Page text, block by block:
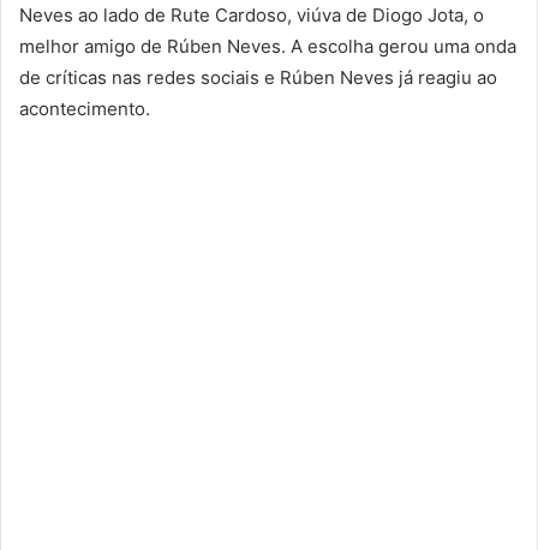
Neves ao lado de Rute Cardoso, viúva de Diogo Jota, o
melhor amigo de Rúben Neves. A escolha gerou uma onda
de críticas nas redes sociais e Rúben Neves já reagiu ao
acontecimento.